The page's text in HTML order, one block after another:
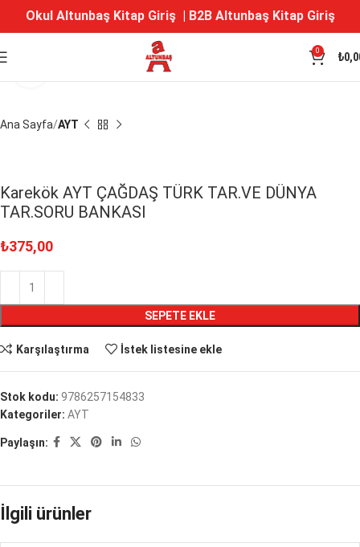
Okul Altunbaş Kitap Giriş| B2B Altunbaş Kitap Giriş
0 ₺
Büyütmek için tıklayın
Ana Sayfa AYT
Karekök AYT ÇAĞDAŞ TÜRK TAR.VE DÜNYA
TAR.SORU BANKASI
₺375,00
SEPETE EKLE
Karşılaştırma İstek listesine ekle
Stok kodu: 9786257154833
Kategoriler: AYT
Paylaşın:
İlgili ürünler